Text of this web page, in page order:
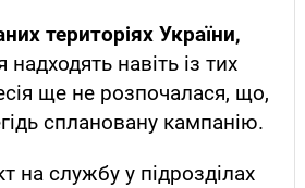
територіях України,
навіть із тих
ще не розпочалася, що,
сплановану кампанію.
на службу у підрозділах